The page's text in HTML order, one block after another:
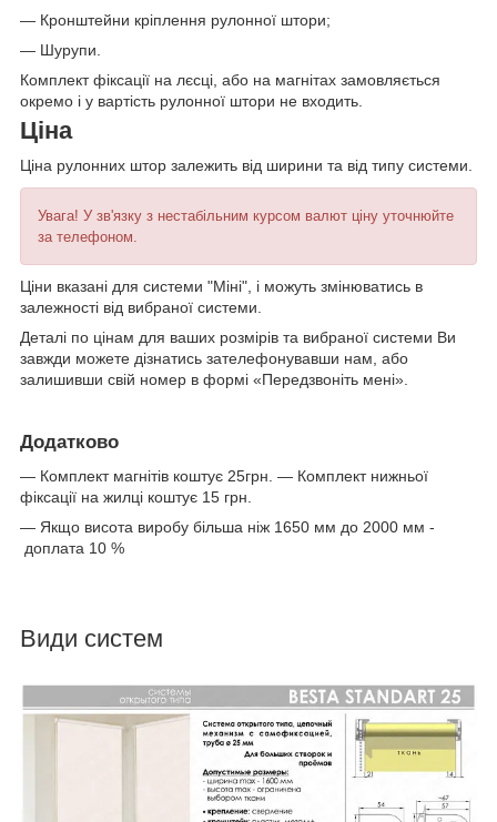
— Кронштейни кріплення рулонної штори;
— Шурупи.
Комплект фіксації на лєсці, або на магнітах замовляється
окремо і у вартість рулонної штори не входить.
Ціна
Ціна рулонних штор залежить від ширини та від типу системи.
Увага! У зв'язку з нестабільним курсом валют ціну уточнюйте
за телефоном.
Ціни вказані для системи "Міні", і можуть змінюватись в
залежності від вибраної системи.
Деталі по цінам для ваших розмірів та вибраної системи Ви
завжди можете дізнатись зателефонувавши нам, або
залишивши свій номер в формі «Передзвоніть мені».
Додатково
— Комплект магнітів коштує 25грн. — Комплект нижньої
фіксації на жилці коштує 15 грн.
— Якщо висота виробу більша ніж 1650 мм до 2000 мм -
доплата 10 %
Види систем